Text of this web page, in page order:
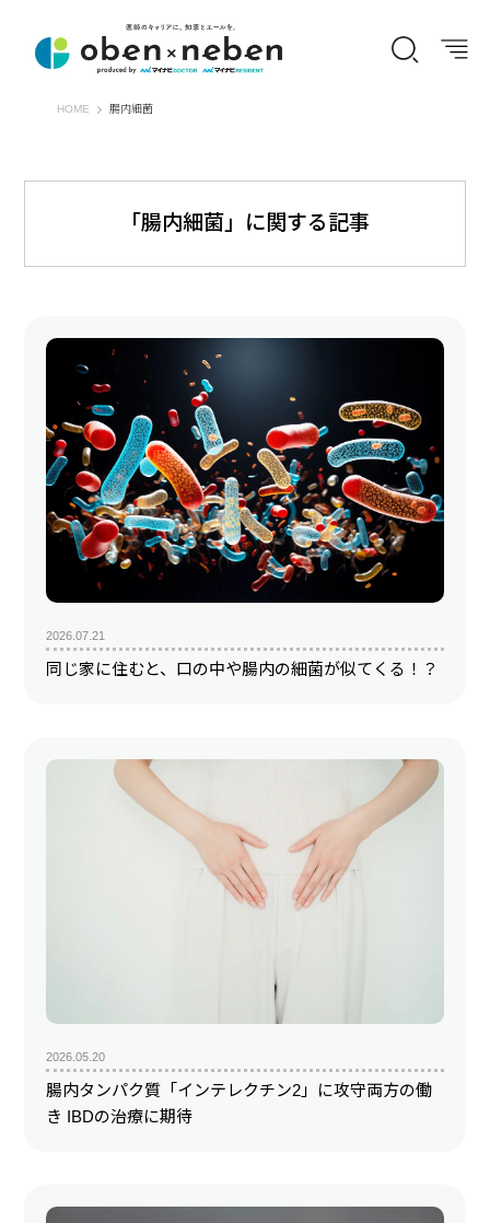
HOME オーベン×ネーベン
腸内細菌
「腸内細菌」に関する記事
2026.07.21
同じ家に住むと、口の中や腸内の細菌が似てくる！？
2026.05.20
腸内タンパク質「インテレクチン2」に攻守両方の働
き IBDの治療に期待